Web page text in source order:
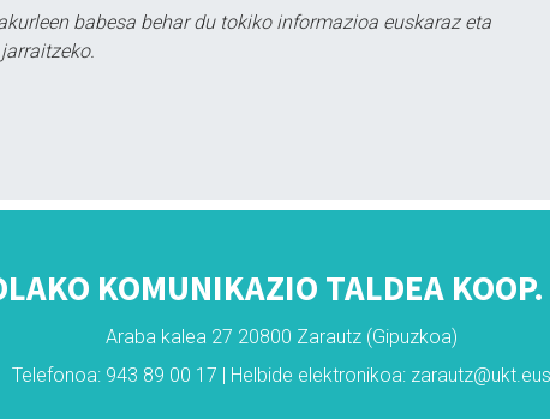
babesa behar du tokiko informazioa euskaraz eta
KOMUNIKAZIO TALDEA
Araba kalea 27 20800 Zarautz (Gipuzkoa)
Telefonoa: 943 89 00 17 | Helbide elektronikoa: zarautz@ukt.eus